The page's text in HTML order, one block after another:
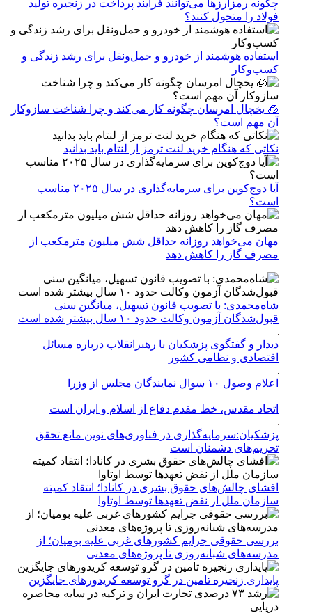
چگونه رمزارزها می‌توانند فرآیند پرداخت در زنجیره تولید
فولاد را متحول کنند؟
استفاده هوشمند از خودرو و حمل‌ونقل برای رشد زندگی و
کسب‌وکار
🧊 یخچال امرسان چگونه کار می‌کند و چرا شناخت سازوکار
آن مهم است؟
نکاتی که هنگام خرید لنت ترمز از لنتام باید بدانید
آیا دوج‌کوین برای سرمایه‌گذاری در سال ۲۰۲۵ مناسب
است؟
مهان می‌خواهد روزانه حداقل شش میلیون مترمکعب از
مصرف گاز را کاهش دهد
شاه‌محمدی: با تصویب قانون تسهیل، میانگین سنی
قبول‌شدگان آزمون وکالت حدود ۱۰ سال بیشتر شده است
دیدار و گفتگوی پزشکیان با رهبرانقلاب درباره مسائل
اقتصادی و نظامی کشور
اعلام وصول ۱۰ سوال نمایندگان مجلس از وزرا
اتحاد مقدس، خط مقدم دفاع از اسلام و ایران است
پزشکیان:سرمایه‌گذاری در فناوری‌های نوین مانع تحقق
تحریم‌های دشمنان است
افشای چالش‌های حقوق بشری در کانادا؛ انتقاد کمیته
سازمان ملل از نقض تعهد‌ها توسط اوتاوا
بررسی حقوقی جرایم کشور‌های غربی علیه بومیان؛ از
مدرسه‌های شبانه‌روزی تا پروژه‌های معدنی
پایداری زنجیره تامین در گرو توسعه کریدورهای جایگزین